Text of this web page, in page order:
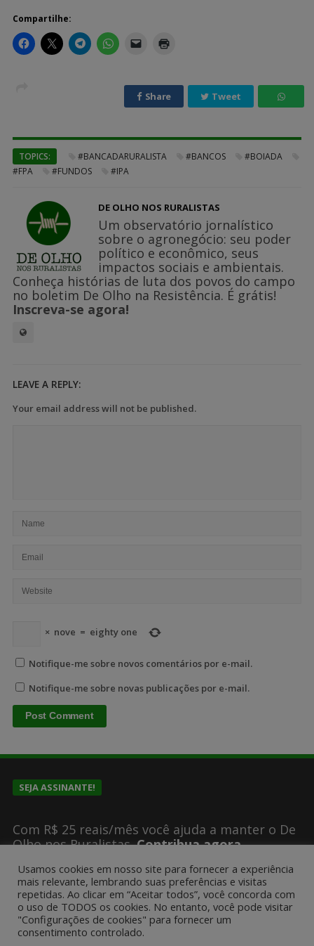
Compartilhe:
Share Tweet
TOPICS: #BANCADARURALISTA #BANCOS
#BOIADA
#FPA
#FUNDOS #IPA
DE OLHO NOS RURALISTAS
Um observatório jornalístico
sobre o agronegócio: seu poder
político e econômico, seus
impactos sociais e ambientais.
Conheça histórias de luta dos povos do campo
no boletim De Olho na Resistência. É grátis!
Inscreva-se agora!
LEAVE A REPLY:
Your email address will not be published.
× nove = eighty one
Notifique-me sobre novos comentários por e-mail.
Notifique-me sobre novas publicações por e-mail.
SEJA ASSINANTE!
Com R$ 25 reais/mês você ajuda a manter o De
Olho nos Ruralistas.Contribua agora
SUGESTÕES DE PAUTA?
Encaminhe um email para
Usamos cookies em nosso site para fornecer a experiência
mais relevante, lembrando suas preferências e visitas
repetidas. Ao clicar em “Aceitar todos”, você concorda com
o uso de TODOS os cookies. No entanto, você pode visitar
"Configurações de cookies" para fornecer um
consentimento controlado.